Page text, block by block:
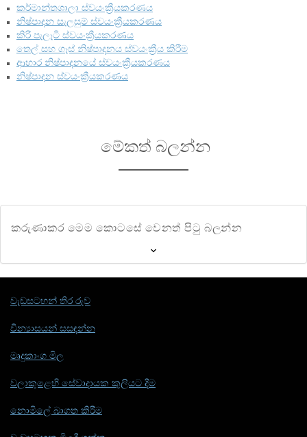
කර්මාන්තශාලා ස්වයංක්‍රීයකරණය
නිෂ්පාදන සැලසුම් ස්වයංක්‍රීයකරණය
කිරි පැලෑටි ස්වයංක්‍රීයකරණය
තෙල් සහ ගෑස් නිෂ්පාදනය ස්වයංක්‍රීය කිරීම
ආහාර නිෂ්පාදනයේ ස්වයංක්‍රීයකරණය
නිෂ්පාදන ස්වයංක්‍රීයකරණය
මේකත් බලන්න
කරුණාකර මෙම කොටසේ වෙනත් පිටු බලන්න
වැඩසටහන් තිර රුව
වින්‍යාසයන් සසඳන්න
මෘදුකාංග මිල
වලාකුළෙහි සේවාදායක කුලියට දීම
නොමිලේ බාගත කිරීම